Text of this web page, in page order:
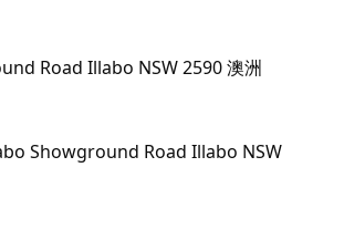
Road Illabo NSW 2590 澳洲